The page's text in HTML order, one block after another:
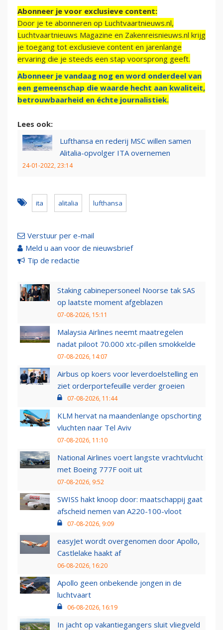
Abonneer je voor exclusieve content:
Door je te abonneren op Luchtvaartnieuws.nl,
Luchtvaartnieuws Magazine en Zakenreisnieuws.nl krijg
je toegang tot exclusieve content en jarenlange
ervaring die je steeds een stap voorsprong geeft.
Abonneer je vandaag nog en word onderdeel van
een gemeenschap die waarde hecht aan kwaliteit,
betrouwbaarheid en échte journalistiek.
Lees ook:
Lufthansa en rederij MSC willen samen
Alitalia-opvolger ITA overnemen
24-01-2022, 23:14
ita alitalia lufthansa
Verstuur per e-mail
Meld u aan voor de nieuwsbrief
Tip de redactie
Staking cabinepersoneel Noorse tak SAS
op laatste moment afgeblazen
07-08-2026, 15:11
Malaysia Airlines neemt maatregelen
nadat piloot 70.000 xtc-pillen smokkelde
07-08-2026, 14:07
Airbus op koers voor leverdoelstelling en
ziet orderportefeuille verder groeien
07-08-2026, 11:44
KLM hervat na maandenlange opschorting
vluchten naar Tel Aviv
07-08-2026, 11:10
National Airlines voert langste vrachtvlucht
met Boeing 777F ooit uit
07-08-2026, 9:52
SWISS hakt knoop door: maatschappij gaat
afscheid nemen van A220-100-vloot
07-08-2026, 9:09
easyJet wordt overgenomen door Apollo,
Castlelake haakt af
06-08-2026, 16:20
Apollo geen onbekende jongen in de
luchtvaart
06-08-2026, 16:19
In jacht op vakantiegangers sluit vliegveld